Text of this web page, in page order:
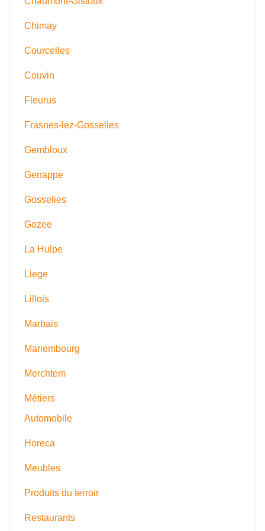
Chimay
Courcelles
Couvin
Fleurus
Frasnes-lez-Gosselies
Gembloux
Genappe
Gosselies
Gozee
La Hulpe
Liege
Lillois
Marbais
Mariembourg
Merchtem
Métiers
Automobile
Horeca
Meubles
Produits du terroir
Restaurants